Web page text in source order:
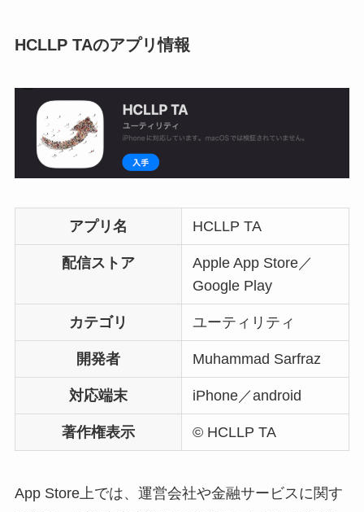
HCLLP TAのアプリ情報
アプリ名 HCLLP TA
配信ストア
Apple App Store／
Google Play
カテゴリ ユーティリティ
開発者 Muhammad Sarfraz
対応端末 iPhone／android
著作権表示 © HCLLP TA
App Store上では、運営会社や金融サービスに関す